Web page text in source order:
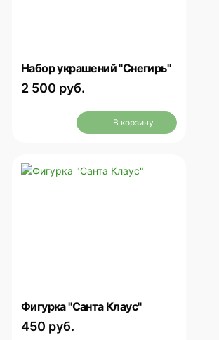
Набор украшений "Снегирь"
2 500 руб.
В корзину
Фигурка "Санта Клаус"
450 руб.